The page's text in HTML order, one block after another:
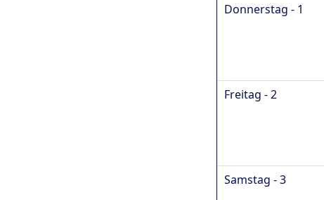
Donnerstag - 1
Freitag - 2
Samstag - 3